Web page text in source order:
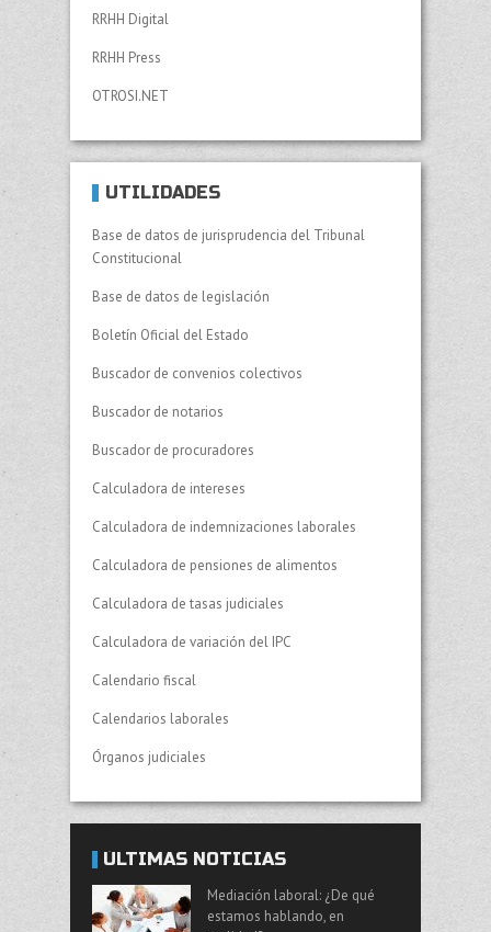
RRHH Digital
RRHH Press
OTROSI.NET
UTILIDADES
Base de datos de jurisprudencia del Tribunal
Constitucional
Base de datos de legislación
Boletín Oficial del Estado
Buscador de convenios colectivos
Buscador de notarios
Buscador de procuradores
Calculadora de intereses
Calculadora de indemnizaciones laborales
Calculadora de pensiones de alimentos
Calculadora de tasas judiciales
Calculadora de variación del IPC
Calendario fiscal
Calendarios laborales
Órganos judiciales
ÚLTIMAS NOTICIAS
Mediación laboral: ¿De qué
estamos hablando, en